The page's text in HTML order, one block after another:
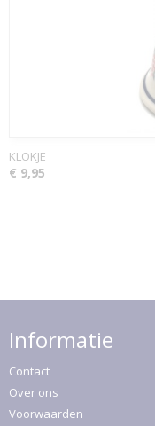
KLOKJE
€ 9,95
Informatie
Contact
Over ons
Voorwaarden